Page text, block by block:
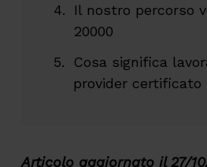
Il nostro percorso
20000
Cosa significa
provider certificato
Articolo aggiornato il 27/